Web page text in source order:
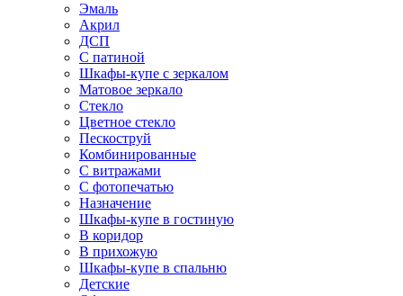
Эмаль
Акрил
ДСП
С патиной
Шкафы-купе с зеркалом
Матовое зеркало
Стекло
Цветное стекло
Пескоструй
Комбинированные
С витражами
С фотопечатью
Назначение
Шкафы-купе в гостиную
В коридор
В прихожую
Шкафы-купе в спальню
Детские